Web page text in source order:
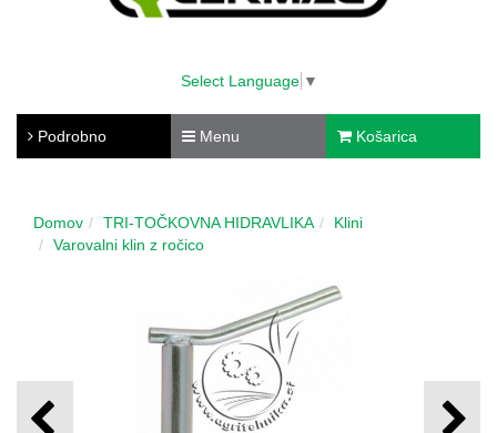
Select Language ▼
Podrobno Menu Košarica
Domov TRI-TOČKOVNA HIDRAVLIKA
Klini
Varovalni klin z ročico